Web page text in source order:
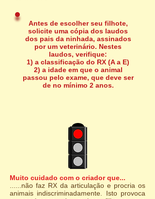
Antes de escolher seu filhote,
solicite uma cópia dos laudos
dos pais da ninhada, assinados
por um veterinário. Nestes
laudos, verifique:
1) a classificação do RX (A a E)
2) a idade em que o animal
passou pelo exame, que deve ser
de no mínimo 2 anos.
Muito cuidado com o criador que...
......não faz RX da articulação e procria os
animais indiscriminadamente. Isto provoca